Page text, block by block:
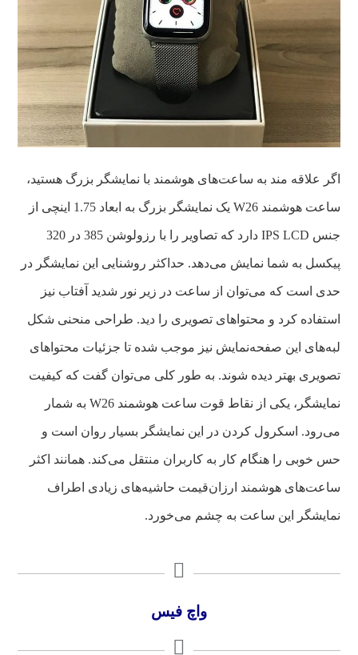
اگر علاقه مند به ساعت‌های هوشمند با نمایشگر بزرگ هستید،
ساعت هوشمند W26 یک نمایشگر بزرگ به ابعاد 1.75 اینچی از
جنس IPS LCD دارد که تصاویر را با رزولوشن 385 در 320
پیکسل به شما نمایش می‌دهد. حداکثر روشنایی این نمایشگر در
حدی است که می‌توان از ساعت در زیر نور شدید آفتاب نیز
استفاده کرد و محتواهای تصویری را دید. طراحی منحنی شکل
لبه‌های این صفحه‌نمایش نیز موجب شده تا جزئیات محتواهای
تصویری بهتر دیده شوند. به طور کلی می‌توان گفت که کیفیت
نمایشگر، یکی از نقاط قوت ساعت هوشمند W26 به شمار
می‌رود. اسکرول کردن در این نمایشگر بسیار روان است و
حس خوبی را هنگام کار به کاربران منتقل می‌کند. همانند اکثر
ساعت‌های هوشمند ارزان‌قیمت حاشیه‌های زیادی اطراف
نمایشگر این ساعت به چشم می‌خورد.
واچ فیس‌